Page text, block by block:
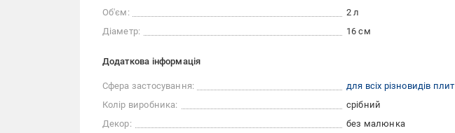
Об'єм:
2 л
Діаметр:
16 см
Додаткова інформація
Сфера застосування:
для всіх різновидів плит
Колір виробника:
срібний
Декор:
без малюнка